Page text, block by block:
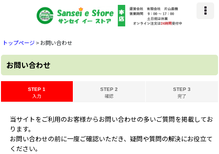
トップページ>お問い合わせ
お問い合わせ
STEP 1
入力
STEP 2
確認
STEP 3
完了
当サイトをご利用のお客様からお問い合わせの多いご質問を掲載してお
ります。
お問い合わせの前に一度ご確認いただき、疑問や質問の解決にお役立て
ください。